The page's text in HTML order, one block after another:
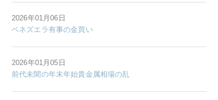
2026年01月06日
ベネズエラ有事の金買い
2026年01月05日
前代未聞の年末年始貴金属相場の乱